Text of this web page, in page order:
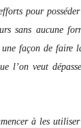
pour
sans aucune
façon de faire
l’on veut
à les